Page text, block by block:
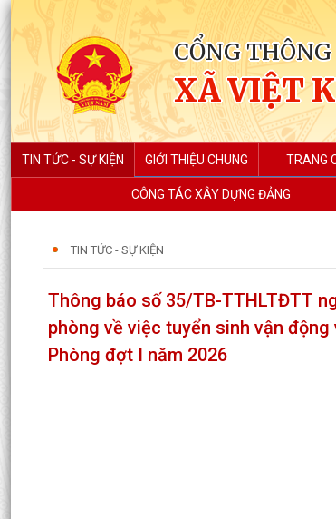
CỔNG
XÃ VIỆT
TIN TỨC - SỰ KIỆN GIỚI THIỆU CHUNG TRANG
CÔNG TÁC XÂY DỰNG ĐẢNG
TIN TỨC - SỰ KIỆN
Thông báo số 35/TB-TTHLTĐTT
phòng về việc tuyển sinh vận
Phòng đợt I năm 2026